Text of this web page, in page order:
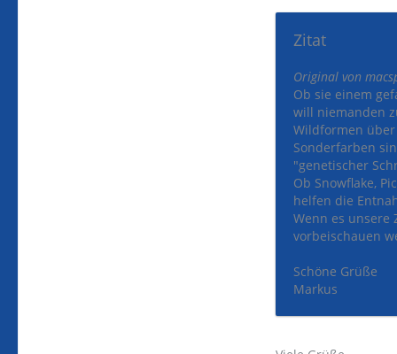
Zitat
Original von
Ob sie einem
will niemanden
Wildformen
Sonderfarben
"genetischer
Ob Snowflake,
helfen die
Wenn es unsere
vorbeischauen
Schöne Grüße
Markus